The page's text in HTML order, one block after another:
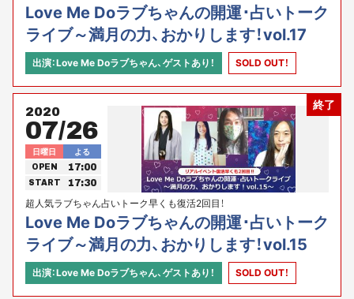
Love Me Doラブちゃんの開運･占いトーク
ライブ～満月の力、おかりします！vol.17
出演：Love Me Doラブちゃん、ゲストあり！ SOLD OUT！
終了
2020
07/26
日曜日 よる
OPEN 17:00
START 17:30
超人気ラブちゃん占いトーク早くも復活2回目！
Love Me Doラブちゃんの開運･占いトーク
ライブ～満月の力、おかりします！vol.15
出演：Love Me Doラブちゃん、ゲストあり！ SOLD OUT！